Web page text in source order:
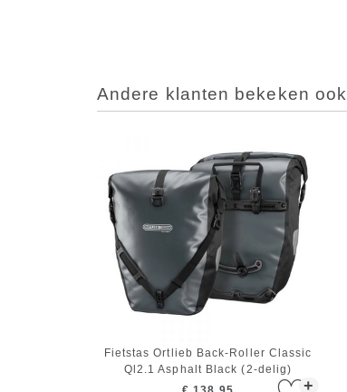
Andere klanten bekeken ook
+
Fietstas Ortlieb Back-Roller Classic
Ql2.1 Asphalt Black (2-delig)